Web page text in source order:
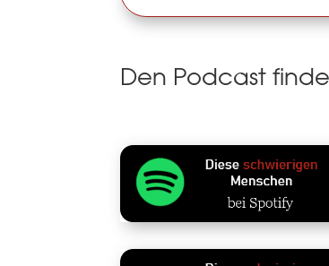
Den Podcast